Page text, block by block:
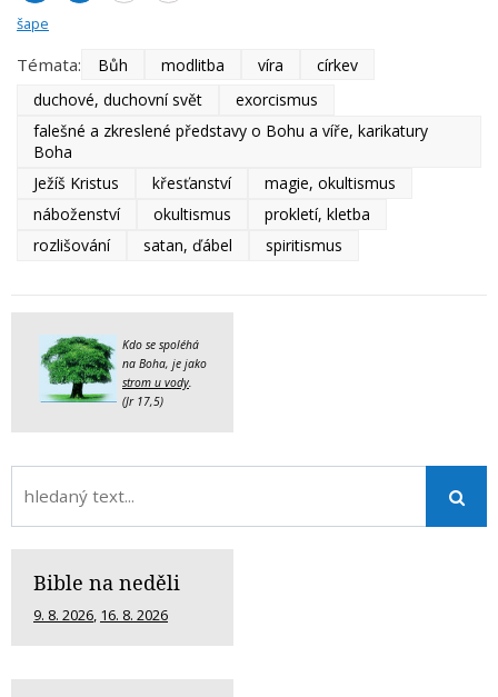
šape
Témata: Bůh modlitba víra
církev
duchové, duchovní svět
exorcismus
falešné a zkreslené představy o Bohu a víře, karikatury
Boha
Ježíš Kristus
křesťanství
magie, okultismus
náboženství
okultismus
prokletí, kletba
rozlišování
satan, ďábel spiritismus
Kdo se spoléhá
na Boha, je jako
strom u vody
(Jr 17,5)
Bible na neděli
9. 8. 2026, 16. 8. 2026